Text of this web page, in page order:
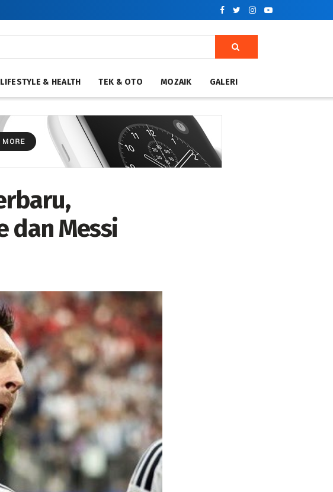
LIFESTYLE & HEALTH TEK & OTO MOZAIK GALERI
dan Messi